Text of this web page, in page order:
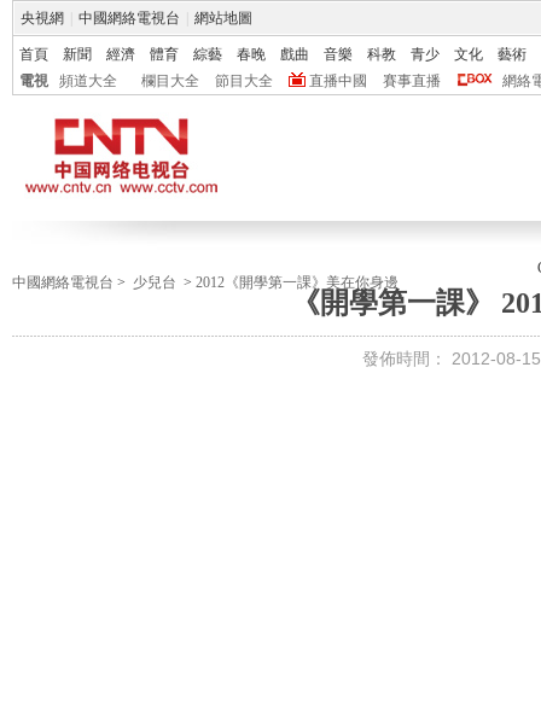
央視網 中國網絡電視台 網站地圖
首頁 新聞 經濟 體育 綜藝 春晚 戲曲 音樂 科教 青少 文化
藝術
電視
頻道大全 欄目大全 節目大全 直播中國 賽事直播 網絡
中國網絡電視台 > 少兒台 > 2012《開學第一課》美在你身邊
《開學第一課》
發佈時間： 2012-08-